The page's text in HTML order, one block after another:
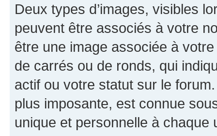
Deux types d’images, visibles
peuvent être associés à votre
être une image associée à
de carrés ou de ronds, qui
actif ou votre statut sur le
plus imposante, est connue
unique et personnelle à chaque